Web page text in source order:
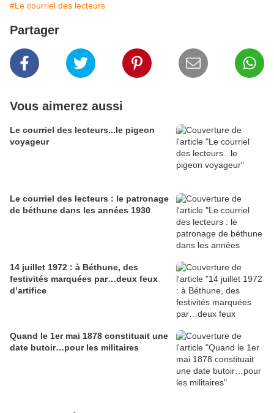
#Le courriel des lecteurs
Partager
Vous aimerez aussi
Le courriel des lecteurs...le pigeon
voyageur
Le courriel des lecteurs : le patronage
de béthune dans les années 1930
14 juillet 1972 : à Béthune, des
festivités marquées par…deux feux
d’artifice
Quand le 1er mai 1878 constituait une
date butoir…pour les militaires